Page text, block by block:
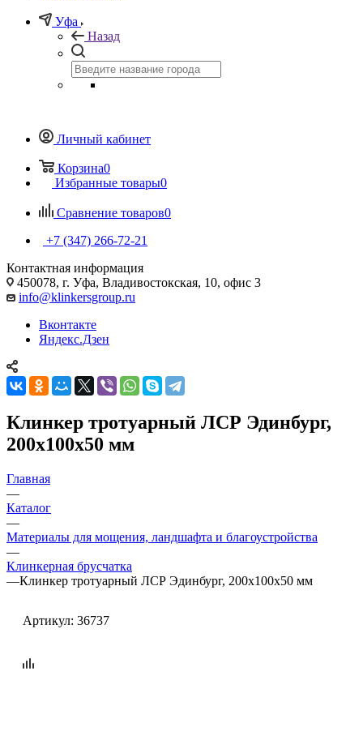
Уфа
Назад
Личный кабинет
Корзина0
Избранные товары0
Сравнение товаров0
+7 (347) 266-72-21
Контактная информация
450078, г. Уфа, Владивостокская, 10, офис 3
info@klinkersgroup.ru
Вконтакте
Яндекс.Дзен
Клинкер тротуарный ЛСР Эдинбург,
200х100х50 мм
Главная
—
Каталог
—
Материалы для мощения, ландшафта и благоустройства
—
Клинкерная брусчатка
—Клинкер тротуарный ЛСР Эдинбург, 200х100х50 мм
Артикул: 36737